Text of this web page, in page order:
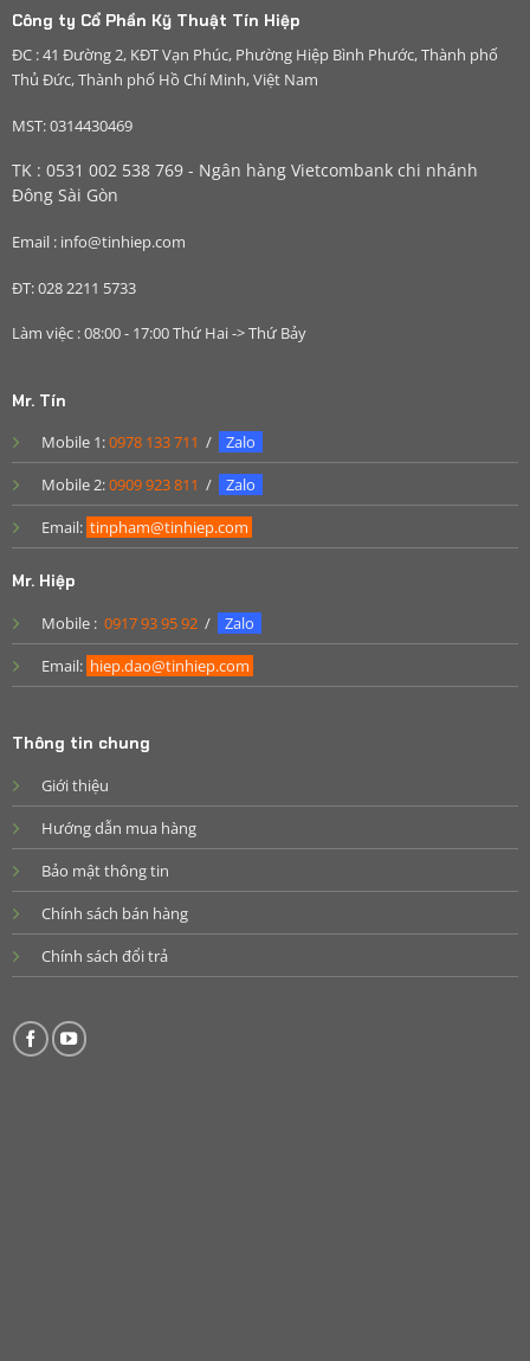
Công ty Cổ Phần Kỹ Thuật Tín Hiệp
ĐC : 41 Đường 2, KĐT Vạn Phúc, Phường Hiệp Bình Phước, Thành phố
Thủ Đức, Thành phố Hồ Chí Minh, Việt Nam
MST: 0314430469
TK : 0531 002 538 769 - Ngân hàng Vietcombank chi nhánh
Đông Sài Gòn
Email : info@tinhiep.com
ĐT: 028 2211 5733
Làm việc : 08:00 - 17:00 Thứ Hai -> Thứ Bảy
Mr. Tín
Mobile 1:0978 133 711 /
Zalo
Mobile 2:0909 923 811 /
Zalo
Email: tinpham@tinhiep.com
Mr. Hiệp
Mobile : 0917 93 95 92/
Zalo
Email: hiep.dao@tinhiep.com
Thông tin chung
Giới thiệu
Hướng dẫn mua hàng
Bảo mật thông tin
Chính sách bán hàng
Chính sách đổi trả